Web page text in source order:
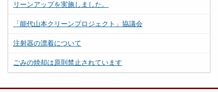
リーンアップを実施しました。
「能代山本クリーンプロジェクト」協議会
注射器の漂着について
ごみの焼却は原則禁止されています